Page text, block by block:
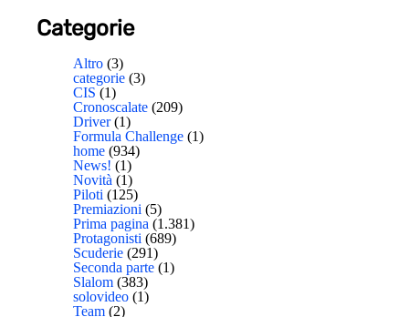
Categorie
Altro (3)
categorie (3)
CIS (1)
Cronoscalate (209)
Driver(1)
Formula Challenge (1)
home (934)
News! (1)
Novità (1)
Piloti (125)
Premiazioni (5)
Prima pagina (1.381)
Protagonisti (689)
Scuderie (291)
Seconda parte (1)
Slalom (383)
solovideo (1)
Team (2)